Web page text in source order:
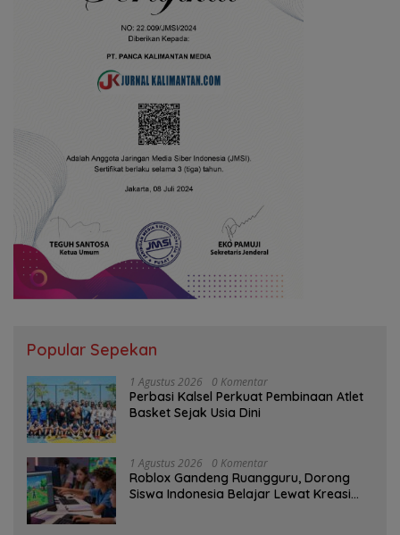
Popular Sepekan
1 Agustus 2026 0 Komentar
Perbasi Kalsel Perkuat Pembinaan Atlet
Basket Sejak Usia Dini
1 Agustus 2026 0 Komentar
Roblox Gandeng Ruangguru, Dorong
Siswa Indonesia Belajar Lewat Kreasi